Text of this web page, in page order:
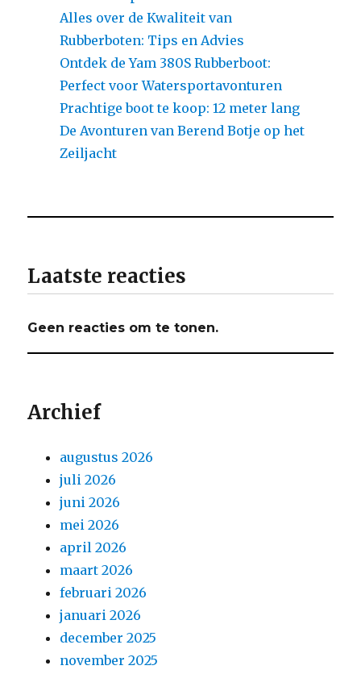
Alles over de Kwaliteit van
Rubberboten: Tips en Advies
Ontdek de Yam 380S Rubberboot:
Perfect voor Watersportavonturen
Prachtige boot te koop: 12 meter lang
De Avonturen van Berend Botje op het
Zeiljacht
Laatste reacties
Geen reacties om te tonen.
Archief
augustus 2026
juli 2026
juni 2026
mei 2026
april 2026
maart 2026
februari 2026
januari 2026
december 2025
november 2025